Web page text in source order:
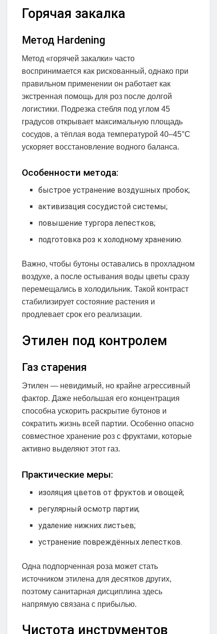
Горячая закалка
Метод Hardening
Метод «горячей закалки» часто
воспринимается как рискованный, однако при
правильном применении он работает как
экстренная помощь для роз после долгой
логистики. Подрезка стебля под углом 45
градусов открывает максимальную площадь
сосудов, а тёплая вода температурой 40–45°C
ускоряет восстановление водного баланса.
Особенности метода:
быстрое устранение воздушных пробок;
активизация сосудистой системы;
повышение тургора лепестков;
подготовка роз к холодному хранению.
Важно, чтобы бутоны оставались в прохладном
воздухе, а после остывания воды цветы сразу
перемещались в холодильник. Такой контраст
стабилизирует состояние растения и
продлевает срок его реализации.
Этилен под контролем
Газ старения
Этилен — невидимый, но крайне агрессивный
фактор. Даже небольшая его концентрация
способна ускорить раскрытие бутонов и
сократить жизнь всей партии. Особенно опасно
совместное хранение роз с фруктами, которые
активно выделяют этот газ.
Практические меры:
изоляция цветов от фруктов и овощей;
регулярный осмотр партии;
удаление нижних листьев;
устранение повреждённых лепестков.
Одна подпорченная роза может стать
источником этилена для десятков других,
поэтому санитарная дисциплина здесь
напрямую связана с прибылью.
Чистота инструментов